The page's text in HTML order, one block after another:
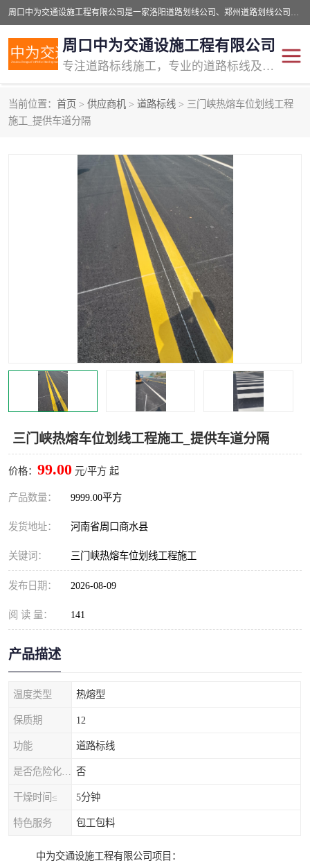
周口中为交通设施工程有限公司是一家洛阳道路划线公司、郑州道路划线公司、平顶山道路车位划线公司、开封车位划线公司、许昌道路车位划线公司、漯河道路车位划线公司，公司始终坚持“诚信、匠心、专注”的宗旨；我们的经营理念是：的服务。
周口中为交通设施工程有限公司
专注道路标线施工，专业的道路标线及交通设施施工服务商!
当前位置： 首页 > 供应商机 > 道路标线 > 三门峡热熔车位划线工程
施工_提供车道分隔
三门峡热熔车位划线工程施工_提供车道分隔
价格： 99.00 元/平方 起
产品数量： 9999.00平方
发货地址： 河南省周口商水县
关键词： 三门峡热熔车位划线工程施工
发布日期： 2026-08-09
阅 读 量： 141
产品描述
温度类型 热熔型
保质期 12
功能 道路标线
否
干燥时间≤ 5分钟
特色服务 包工包料
中为交通设施工程有限公司项目：
交通道路标线
道路标线划线 马路标线
道路划线